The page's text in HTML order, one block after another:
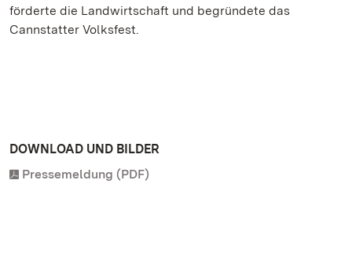
förderte die Landwirtschaft und begründete das
Cannstatter Volksfest.
DOWNLOAD UND BILDER
Pressemeldung (PDF)